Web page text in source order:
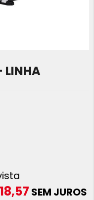
LINHA
SEM JUROS